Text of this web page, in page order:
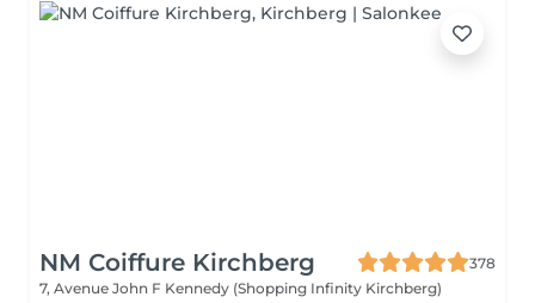
NM Coiffure Kirchberg
378
7, Avenue John F Kennedy (Shopping Infinity Kirchberg)